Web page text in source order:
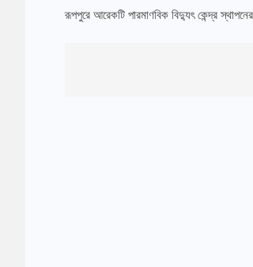
রূপপুরে আরেকটি পারমাণবিক বিদ্যুৎ কেন্দ্র